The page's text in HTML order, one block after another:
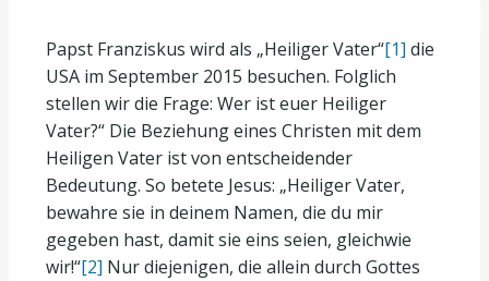
Papst Franziskus wird als „Heiliger Vater“[1] die
USA im September 2015 besuchen. Folglich
stellen wir die Frage: Wer ist euer Heiliger
Vater?“ Die Beziehung eines Christen mit dem
Heiligen Vater ist von entscheidender
Bedeutung. So betete Jesus: „Heiliger Vater,
bewahre sie in deinem Namen, die du mir
gegeben hast, damit sie eins seien, gleichwie
wir!“[2] Nur diejenigen, die allein durch Gottes